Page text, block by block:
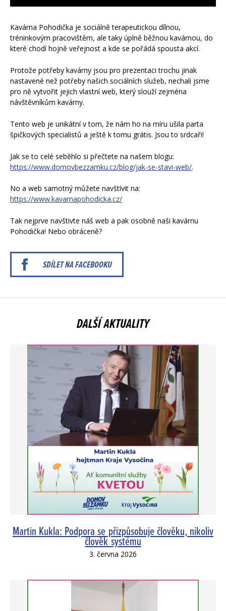
Kavárna Pohodička je sociálně terapeutickou dílnou,
tréninkovým pracovištěm, ale taky úplně běžnou kavárnou, do
které chodí hojně veřejnost a kde se pořádá spousta akcí.
Protože potřeby kavárny jsou pro prezentaci trochu jinak
nastavené než potřeby našich sociálních služeb, nechali jsme
pro ně vytvořit jejich vlastní web, který slouží zejména
návštěvníkům kavárny.
Tento web je unikátní v tom, že nám ho na míru ušila parta
špičkových specialistů a ještě k tomu grátis. Jsou to srdcaři!
Jak se to celé seběhlo si přečtete na našem blogu:
https://www.domovbezzamku.cz/blog/jak-se-stavi-web/.
No a web samotný můžete navštívit na:
https://www.kavarnapohodicka.cz/
Tak nejprve navštivte náš web a pak osobně naši kavárnu
Pohodička! Nebo obráceně?
SDÍLET NA FACEBOOKU
DALŠÍ AKTUALITY
Martin Kukla: Podpora se přizpůsobuje člověku, nikoliv
člověk systému
3. června 2026